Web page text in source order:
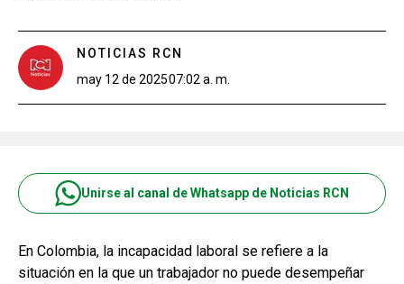
NOTICIAS RCN
may 12 de 202507:02 a. m.
Unirse al canal de Whatsapp de Noticias RCN
En Colombia, la incapacidad laboral se refiere a la
situación en la que un trabajador no puede desempeñar